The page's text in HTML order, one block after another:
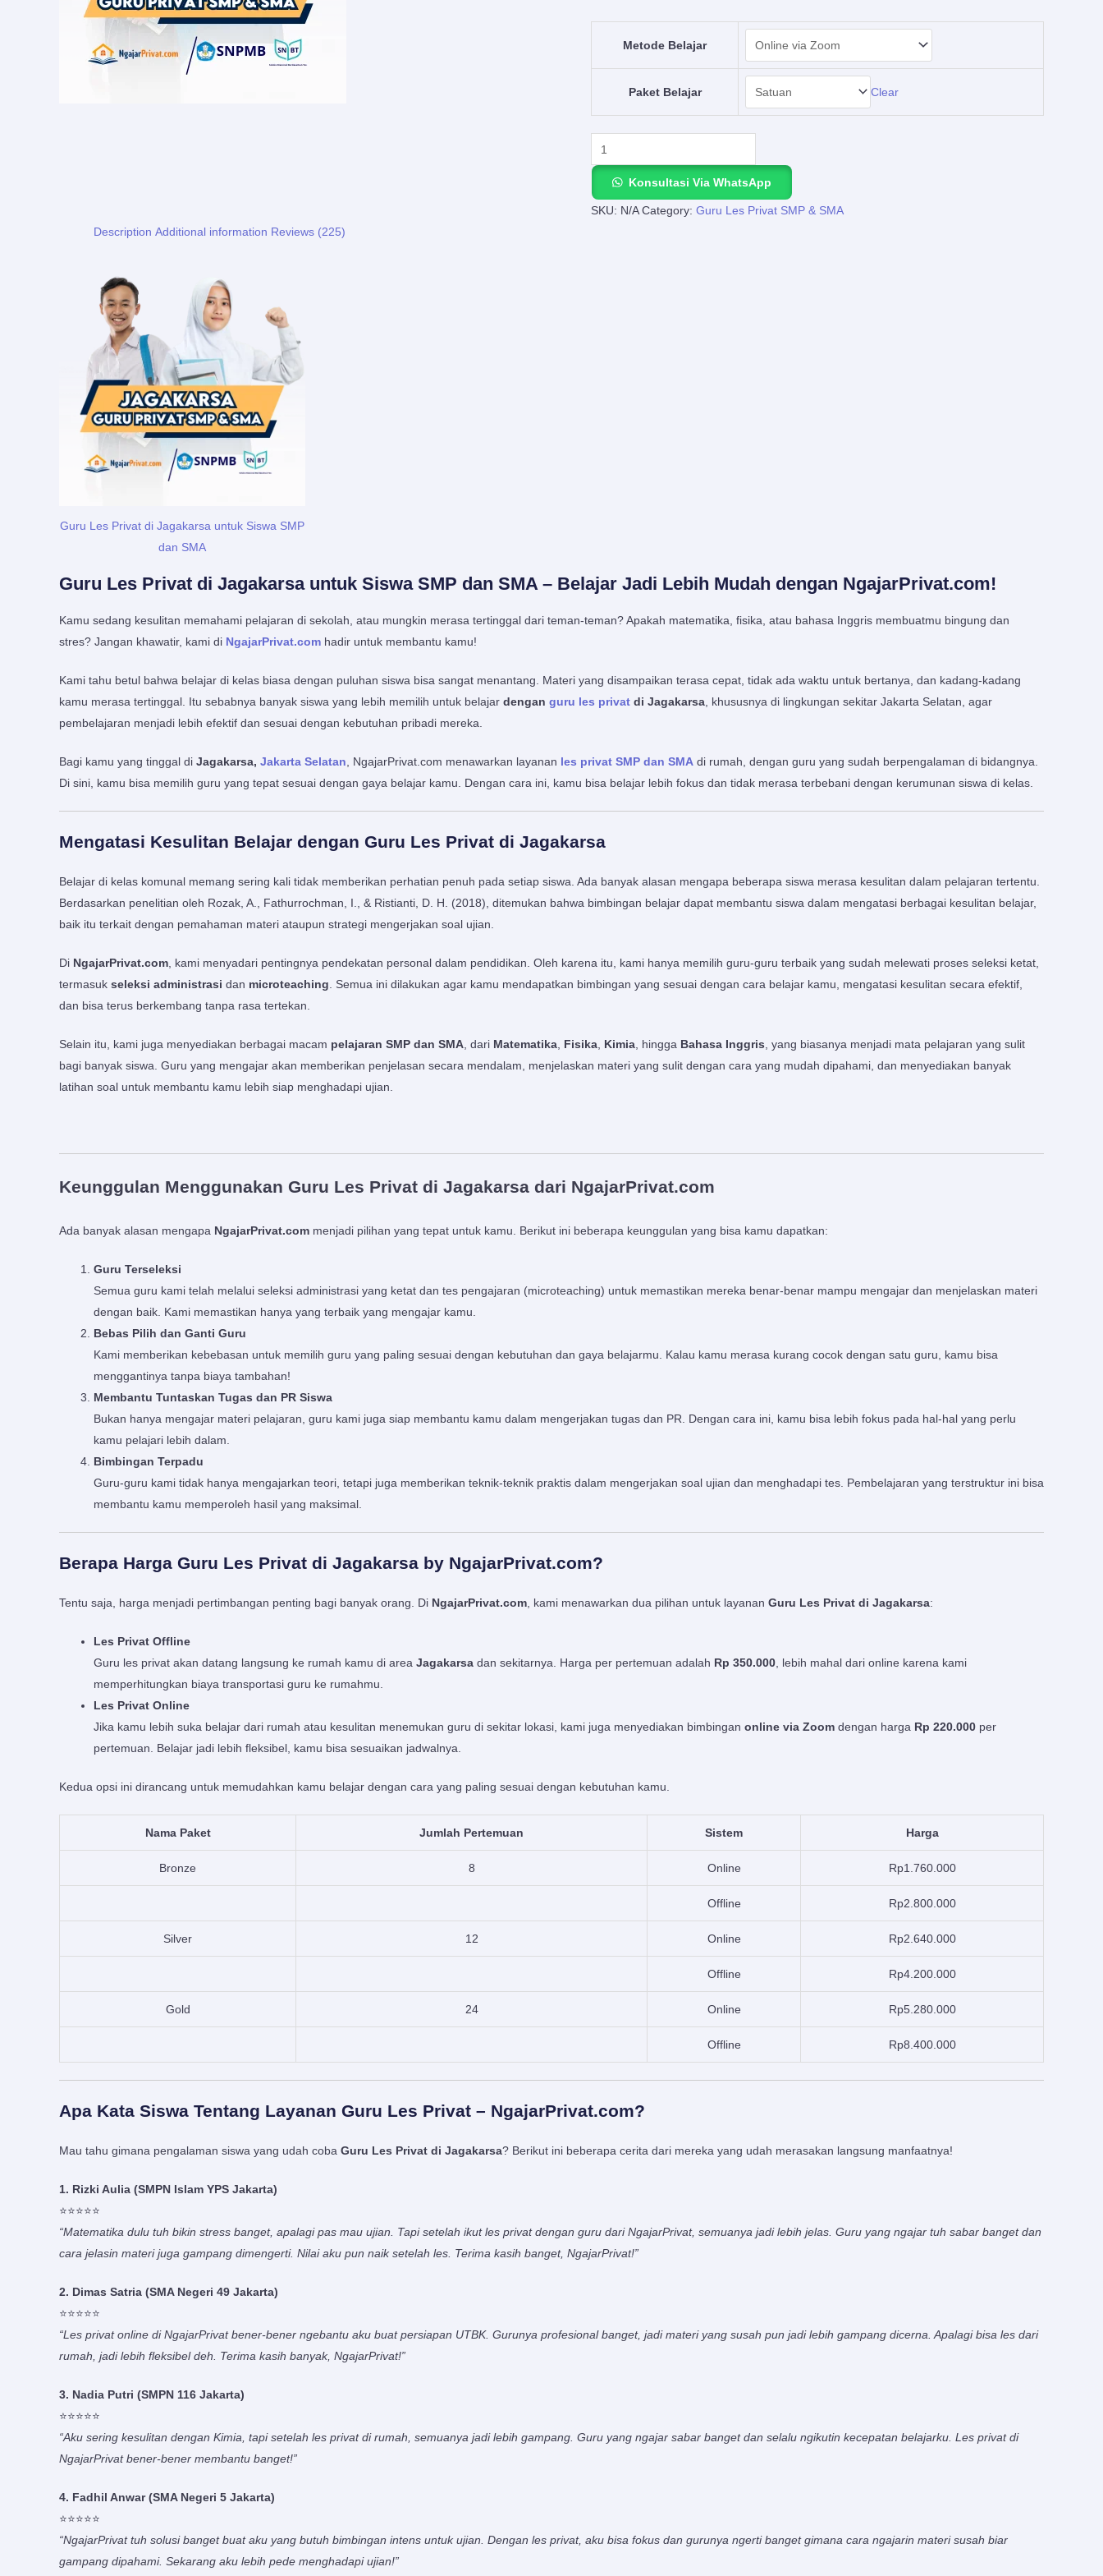
Metode Belajar
Paket Belajar Clear
dengan
NgajarPrivat.com!
quantityKonsultasi Via WhatsApp
SKU: N/A Category: Guru Les Privat SMP & SMA
Description Additional information Reviews (225)
Guru Les Privat di Jagakarsa untuk Siswa SMP
dan SMA
Guru Les Privat di Jagakarsa untuk Siswa SMP dan SMA – Belajar Jadi Lebih Mudah dengan NgajarPrivat.com!
Kamu sedang kesulitan memahami pelajaran di sekolah, atau mungkin merasa tertinggal dari teman-teman? Apakah matematika, fisika, atau bahasa Inggris membuatmu bingung dan
stres? Jangan khawatir, kami di NgajarPrivat.com hadir untuk membantu kamu!
Kami tahu betul bahwa belajar di kelas biasa dengan puluhan siswa bisa sangat menantang. Materi yang disampaikan terasa cepat, tidak ada waktu untuk bertanya, dan kadang-kadang
kamu merasa tertinggal. Itu sebabnya banyak siswa yang lebih memilih untuk belajar dengan guru les privat di Jagakarsa, khususnya di lingkungan sekitar Jakarta Selatan, agar
pembelajaran menjadi lebih efektif dan sesuai dengan kebutuhan pribadi mereka.
Bagi kamu yang tinggal di Jagakarsa, Jakarta Selatan, NgajarPrivat.com menawarkan layanan les privat SMP dan SMA di rumah, dengan guru yang sudah berpengalaman di bidangnya.
Di sini, kamu bisa memilih guru yang tepat sesuai dengan gaya belajar kamu. Dengan cara ini, kamu bisa belajar lebih fokus dan tidak merasa terbebani dengan kerumunan siswa di kelas.
Mengatasi Kesulitan Belajar dengan Guru Les Privat di Jagakarsa
Belajar di kelas komunal memang sering kali tidak memberikan perhatian penuh pada setiap siswa. Ada banyak alasan mengapa beberapa siswa merasa kesulitan dalam pelajaran tertentu.
Berdasarkan penelitian oleh Rozak, A., Fathurrochman, I., & Ristianti, D. H. (2018), ditemukan bahwa bimbingan belajar dapat membantu siswa dalam mengatasi berbagai kesulitan belajar,
baik itu terkait dengan pemahaman materi ataupun strategi mengerjakan soal ujian.
Di NgajarPrivat.com, kami menyadari pentingnya pendekatan personal dalam pendidikan. Oleh karena itu, kami hanya memilih guru-guru terbaik yang sudah melewati proses seleksi ketat,
termasuk seleksi administrasi dan microteaching. Semua ini dilakukan agar kamu mendapatkan bimbingan yang sesuai dengan cara belajar kamu, mengatasi kesulitan secara efektif,
dan bisa terus berkembang tanpa rasa tertekan.
Selain itu, kami juga menyediakan berbagai macam pelajaran SMP dan SMA, dari Matematika, Fisika, Kimia, hingga Bahasa Inggris, yang biasanya menjadi mata pelajaran yang sulit
bagi banyak siswa. Guru yang mengajar akan memberikan penjelasan secara mendalam, menjelaskan materi yang sulit dengan cara yang mudah dipahami, dan menyediakan banyak
latihan soal untuk membantu kamu lebih siap menghadapi ujian.
Keunggulan Menggunakan Guru Les Privat di Jagakarsa dari NgajarPrivat.com
Ada banyak alasan mengapa NgajarPrivat.com menjadi pilihan yang tepat untuk kamu. Berikut ini beberapa keunggulan yang bisa kamu dapatkan:
Guru Terseleksi
Semua guru kami telah melalui seleksi administrasi yang ketat dan tes pengajaran (microteaching) untuk memastikan mereka benar-benar mampu mengajar dan menjelaskan materi
dengan baik. Kami memastikan hanya yang terbaik yang mengajar kamu.
Bebas Pilih dan Ganti Guru
Kami memberikan kebebasan untuk memilih guru yang paling sesuai dengan kebutuhan dan gaya belajarmu. Kalau kamu merasa kurang cocok dengan satu guru, kamu bisa
menggantinya tanpa biaya tambahan!
Membantu Tuntaskan Tugas dan PR Siswa
Bukan hanya mengajar materi pelajaran, guru kami juga siap membantu kamu dalam mengerjakan tugas dan PR. Dengan cara ini, kamu bisa lebih fokus pada hal-hal yang perlu
kamu pelajari lebih dalam.
Bimbingan Terpadu
Guru-guru kami tidak hanya mengajarkan teori, tetapi juga memberikan teknik-teknik praktis dalam mengerjakan soal ujian dan menghadapi tes. Pembelajaran yang terstruktur ini bisa
membantu kamu memperoleh hasil yang maksimal.
Berapa Harga Guru Les Privat di Jagakarsa by NgajarPrivat.com?
Tentu saja, harga menjadi pertimbangan penting bagi banyak orang. Di NgajarPrivat.com, kami menawarkan dua pilihan untuk layanan Guru Les Privat di Jagakarsa:
Les Privat Offline
Guru les privat akan datang langsung ke rumah kamu di area Jagakarsa dan sekitarnya. Harga per pertemuan adalah Rp 350.000, lebih mahal dari online karena kami
memperhitungkan biaya transportasi guru ke rumahmu.
Les Privat Online
Jika kamu lebih suka belajar dari rumah atau kesulitan menemukan guru di sekitar lokasi, kami juga menyediakan bimbingan online via Zoom dengan harga Rp 220.000 per
pertemuan. Belajar jadi lebih fleksibel, kamu bisa sesuaikan jadwalnya.
Kedua opsi ini dirancang untuk memudahkan kamu belajar dengan cara yang paling sesuai dengan kebutuhan kamu.
Nama Paket Jumlah Pertemuan Sistem Harga
Bronze 8 Online Rp1.760.000
Offline Rp2.800.000
Silver 12 Online Rp2.640.000
Offline Rp4.200.000
Gold 24 Online Rp5.280.000
Offline Rp8.400.000
Apa Kata Siswa Tentang Layanan Guru Les Privat – NgajarPrivat.com?
Mau tahu gimana pengalaman siswa yang udah coba Guru Les Privat di Jagakarsa? Berikut ini beberapa cerita dari mereka yang udah merasakan langsung manfaatnya!
1. Rizki Aulia (SMPN Islam YPS Jakarta)
⭐️⭐️⭐️⭐️⭐️
“Matematika dulu tuh bikin stress banget, apalagi pas mau ujian. Tapi setelah ikut les privat dengan guru dari NgajarPrivat, semuanya jadi lebih jelas. Guru yang ngajar tuh sabar banget dan
cara jelasin materi juga gampang dimengerti. Nilai aku pun naik setelah les. Terima kasih banget, NgajarPrivat!”
2. Dimas Satria (SMA Negeri 49 Jakarta)
⭐️⭐️⭐️⭐️⭐️
“Les privat online di NgajarPrivat bener-bener ngebantu aku buat persiapan UTBK. Gurunya profesional banget, jadi materi yang susah pun jadi lebih gampang dicerna. Apalagi bisa les dari
rumah, jadi lebih fleksibel deh. Terima kasih banyak, NgajarPrivat!”
3. Nadia Putri (SMPN 116 Jakarta)
⭐️⭐️⭐️⭐️⭐️
“Aku sering kesulitan dengan Kimia, tapi setelah les privat di rumah, semuanya jadi lebih gampang. Guru yang ngajar sabar banget dan selalu ngikutin kecepatan belajarku. Les privat di
NgajarPrivat bener-bener membantu banget!”
4. Fadhil Anwar (SMA Negeri 5 Jakarta)
⭐️⭐️⭐️⭐️⭐️
“NgajarPrivat tuh solusi banget buat aku yang butuh bimbingan intens untuk ujian. Dengan les privat, aku bisa fokus dan gurunya ngerti banget gimana cara ngajarin materi susah biar
gampang dipahami. Sekarang aku lebih pede menghadapi ujian!”